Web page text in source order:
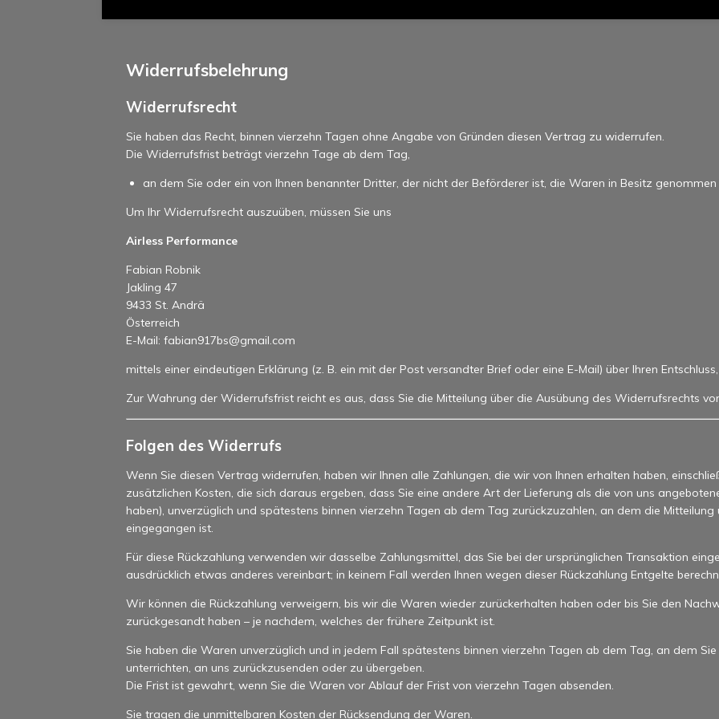
Widerrufsbelehrung
Widerrufsrecht
Sie haben das Recht, binnen vierzehn Tagen ohne Angabe von Gründen diesen Vertrag zu widerrufen.
Die Widerrufsfrist beträgt vierzehn Tage ab dem Tag,
an dem Sie oder ein von Ihnen benannter Dritter, der nicht der Beförderer ist, die Waren in Besitz
Um Ihr Widerrufsrecht auszuüben, müssen Sie uns
Airless Performance
Fabian Robnik
Jakling 47
9433 St. Andrä
Österreich
E-Mail: fabian917bs@gmail.com
mittels einer eindeutigen Erklärung (z. B. ein mit der Post versandter Brief oder eine E-Mail) über Ihren
Zur Wahrung der Widerrufsfrist reicht es aus, dass Sie die Mitteilung über die Ausübung des Widerrufsrechts
Folgen des Widerrufs
Wenn Sie diesen Vertrag widerrufen, haben wir Ihnen alle Zahlungen, die wir von Ihnen erhalten haben,
zusätzlichen Kosten, die sich daraus ergeben, dass Sie eine andere Art der Lieferung als die von uns
haben), unverzüglich und spätestens binnen vierzehn Tagen ab dem Tag zurückzuzahlen, an dem die
eingegangen ist.
Für diese Rückzahlung verwenden wir dasselbe Zahlungsmittel, das Sie bei der ursprünglichen Transaktion
ausdrücklich etwas anderes vereinbart; in keinem Fall werden Ihnen wegen dieser Rückzahlung Entgelte
Wir können die Rückzahlung verweigern, bis wir die Waren wieder zurückerhalten haben oder bis Sie den
zurückgesandt haben – je nachdem, welches der frühere Zeitpunkt ist.
Sie haben die Waren unverzüglich und in jedem Fall spätestens binnen vierzehn Tagen ab dem Tag, an dem
unterrichten, an uns zurückzusenden oder zu übergeben.
Die Frist ist gewahrt, wenn Sie die Waren vor Ablauf der Frist von vierzehn Tagen absenden.
Sie tragen die unmittelbaren Kosten der Rücksendung der Waren.